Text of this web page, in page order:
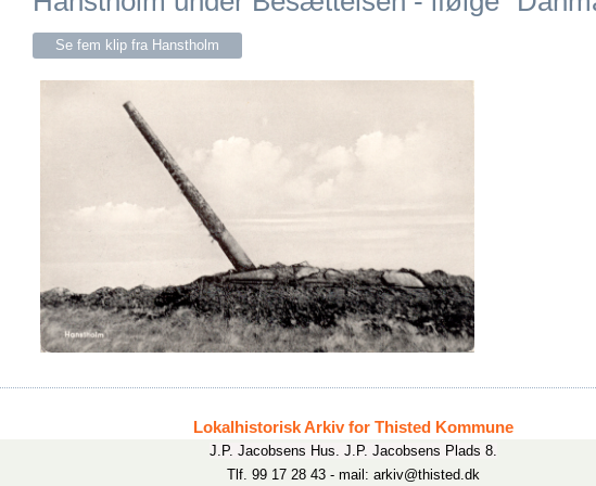
Se fem klip fra Hanstholm
Lokalhistorisk Arkiv for Thisted Kommune
J.P. Jacobsens Hus. J.P. Jacobsens Plads 8.
Tlf. 99 17 28 43 - mail: arkiv@thisted.dk